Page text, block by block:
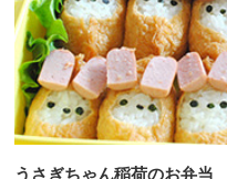
うさぎちゃん稲荷のお弁当